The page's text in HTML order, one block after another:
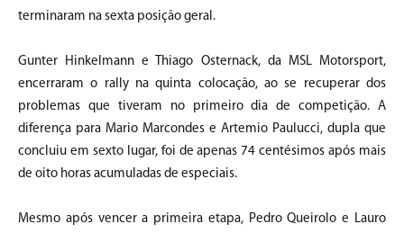
terminaram na sexta posição geral.
Gunter Hinkelmann e Thiago Osternack, da MSL Motorsport,
encerraram o rally na quinta colocação, ao se recuperar dos
problemas que tiveram no primeiro dia de competição. A
diferença para Mario Marcondes e Artemio Paulucci, dupla que
concluiu em sexto lugar, foi de apenas 74 centésimos após mais
de oito horas acumuladas de especiais.
Mesmo após vencer a primeira etapa, Pedro Queirolo e Lauro